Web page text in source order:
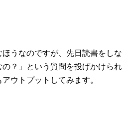
うなのですが、先日読書をしな
？」という質問を投げかけられ
ウトプットしてみます。